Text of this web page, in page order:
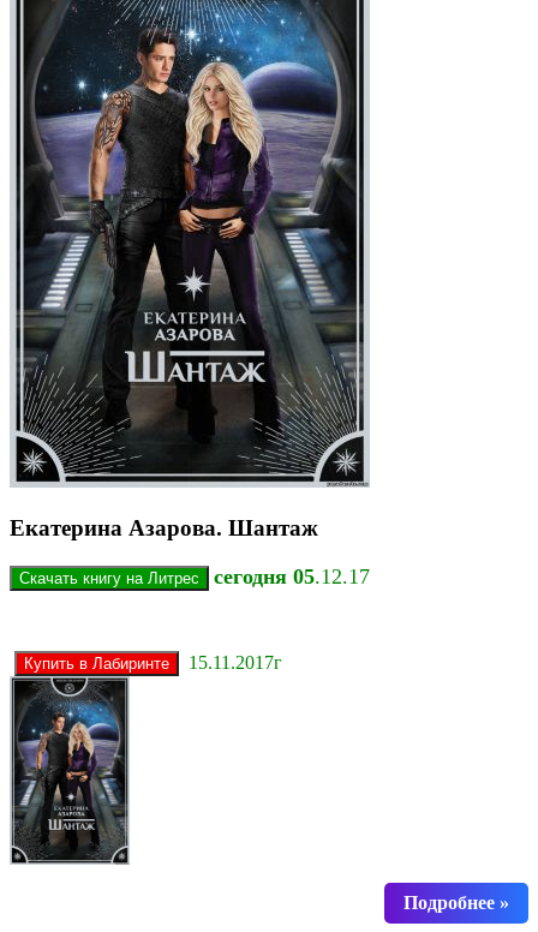
Екатерина Азарова. Шантаж
сегодня 05.12.17
15.11.2017г